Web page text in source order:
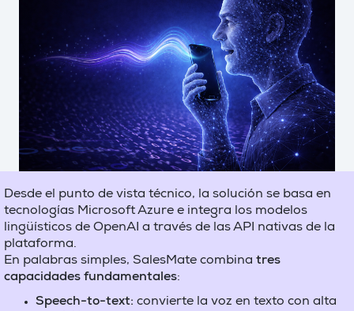
Desde el punto de vista técnico, la solución se basa en
tecnologías Microsoft Azure e integra los modelos
lingüísticos de OpenAI a través de las API nativas de la
plataforma.
En palabras simples, SalesMate combina tres
capacidades fundamentales:
Speech-to-text: convierte la voz en texto con alta